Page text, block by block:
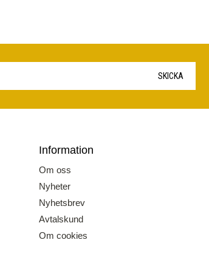
SKICKA
Information
Om oss
Nyheter
Nyhetsbrev
Avtalskund
Om cookies